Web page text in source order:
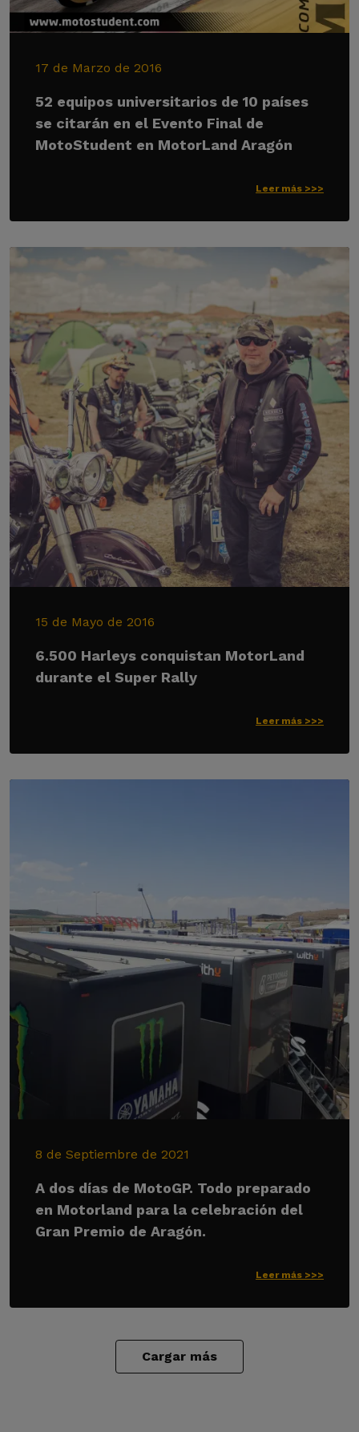
17 de Marzo de 2016
52 equipos universitarios de 10 países
se citarán en el Evento Final de
MotoStudent en MotorLand Aragón
Leer más >>>
15 de Mayo de 2016
6.500 Harleys conquistan MotorLand
durante el Super Rally
Leer más >>>
8 de Septiembre de 2021
A dos días de MotoGP. Todo preparado
en Motorland para la celebración del
Gran Premio de Aragón.
Leer más >>>
Cargar más